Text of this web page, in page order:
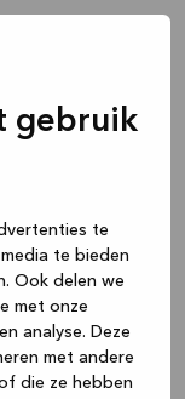
gebruik
te
te bieden
Ook delen we
met onze
analyse. Deze
met andere
die ze hebben